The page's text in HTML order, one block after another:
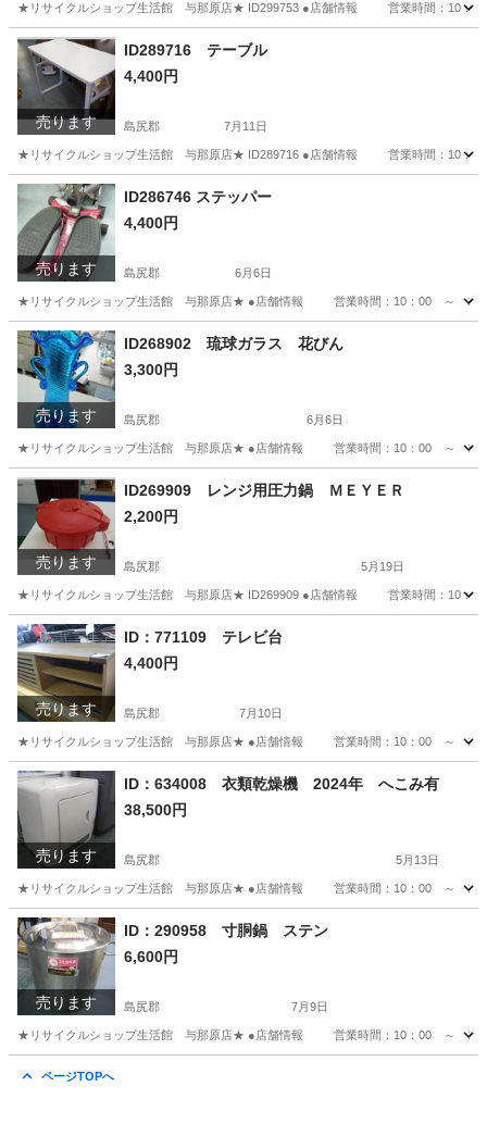
★リサイクルショップ生活館 与那原店★ ID299753 ●店舗情報 営業時間：10：
沖縄 島尻郡
売ります
ID289716 テーブル
4,400円
島尻郡 7月11日
★リサイクルショップ生活館 与那原店★ ID289716 ●店舗情報 営業時間：10：
沖縄 島尻郡
売ります
ID286746 ステッパー
4,400円
島尻郡 6月6日
★リサイクルショップ生活館 与那原店★ ●店舗情報 営業時間：10：00 ～ 19
沖縄 島尻郡 商品
売ります
ID268902 琉球ガラス 花びん
3,300円
島尻郡 6月6日
★リサイクルショップ生活館 与那原店★ ●店舗情報 営業時間：10：00 ～ 19：
沖縄 島尻郡
売ります
ID269909 レンジ用圧力鍋 ＭＥＹＥＲ
2,200円
島尻郡 5月19日
★リサイクルショップ生活館 与那原店★ ID269909 ●店舗情報 営業時間：10：
沖縄 島尻郡
売ります
ID：771109 テレビ台
4,400円
島尻郡 7月10日
★リサイクルショップ生活館 与那原店★ ●店舗情報 営業時間：10：00 ～ 19
沖縄 島尻郡
売ります
ID：634008 衣類乾燥機 2024年 へこみ有
38,500円
島尻郡 5月13日
★リサイクルショップ生活館 与那原店★ ●店舗情報 営業時間：10：00 ～ 19
沖縄 島尻郡 商品
売ります
ID：290958 寸胴鍋 ステン
6,600円
島尻郡 7月9日
★リサイクルショップ生活館 与那原店★ ●店舗情報 営業時間：10：00 ～ 19：
ページTOPへ